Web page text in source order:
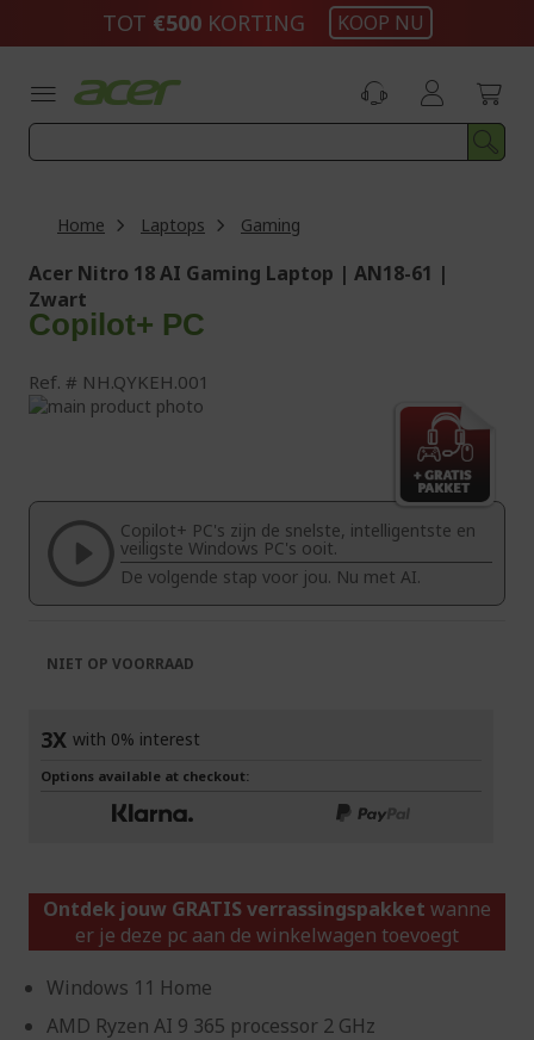
inhoud
TOT €500KORTING KOOP NU
Home Laptops Gaming
Acer Nitro 18 AI Gaming Laptop | AN18-61 |
Zwart
Copilot+ PC
Ref. NH.QYKEH.001
Ga
van
afbeeldingen-
gallerij
begin
afbeeldingen-
gallerij
Copilot+ PC's zijn de snelste, intelligentste en
veiligste Windows PC's ooit.
De volgende stap voor jou. Nu met AI.
Ontdek jouw GRATIS verrassingspakket wanne
er je deze pc aan de winkelwagen toevoegt
Windows 11 Home
AMD Ryzen AI 9 365 processor 2 GHz
NIET OP VOORRAAD
3X with 0% interest
Options available at checkout: